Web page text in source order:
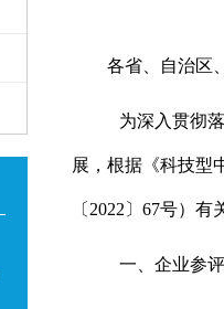
各省、自治区
为深入贯彻
展，根据《科技型
〔 2022 〕 67号）有
一、企业参